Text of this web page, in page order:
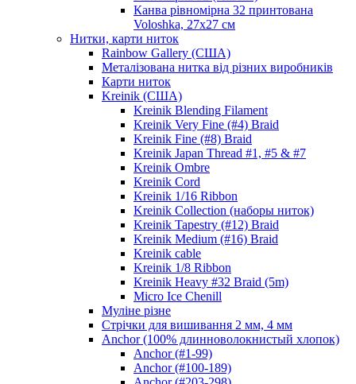
Канва рівномірна 32 принтована
Voloshka, 27х27 см
Нитки, карти ниток
Rainbow Gallery (США)
Металізована нитка від різних виробників
Карти ниток
Kreinik (США)
Kreinik Blending Filament
Kreinik Very Fine (#4) Braid
Kreinik Fine (#8) Braid
Kreinik Japan Thread #1, #5 & #7
Kreinik Ombre
Kreinik Cord
Kreinik 1/16 Ribbon
Kreinik Collection (наборы ниток)
Kreinik Tapestry (#12) Braid
Kreinik Medium (#16) Braid
Kreinik cable
Kreinik 1/8 Ribbon
Kreinik Heavy #32 Braid (5m)
Micro Ice Chenill
Муліне різне
Стрічки для вишивання 2 мм, 4 мм
Anchor (100% длинноволокнистый хлопок)
Anchor (#1-99)
Anchor (#100-189)